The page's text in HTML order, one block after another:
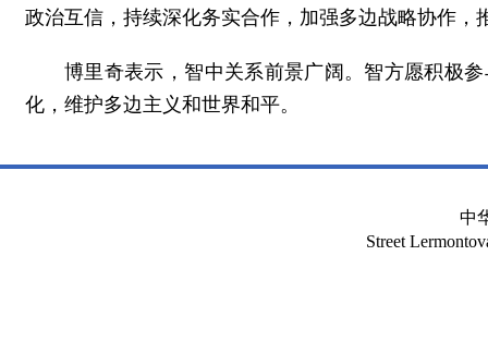
政治互信，持续深化务实合作，加强多边战略协作
博里奇表示，智中关系前景广阔。智方愿积极
化，维护多边主义和世界和平。
中
Street